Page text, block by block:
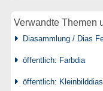
Verwandte Themen
Diasammlung / Dias
öffentlich: Farbdia
öffentlich: Kleinbilddias